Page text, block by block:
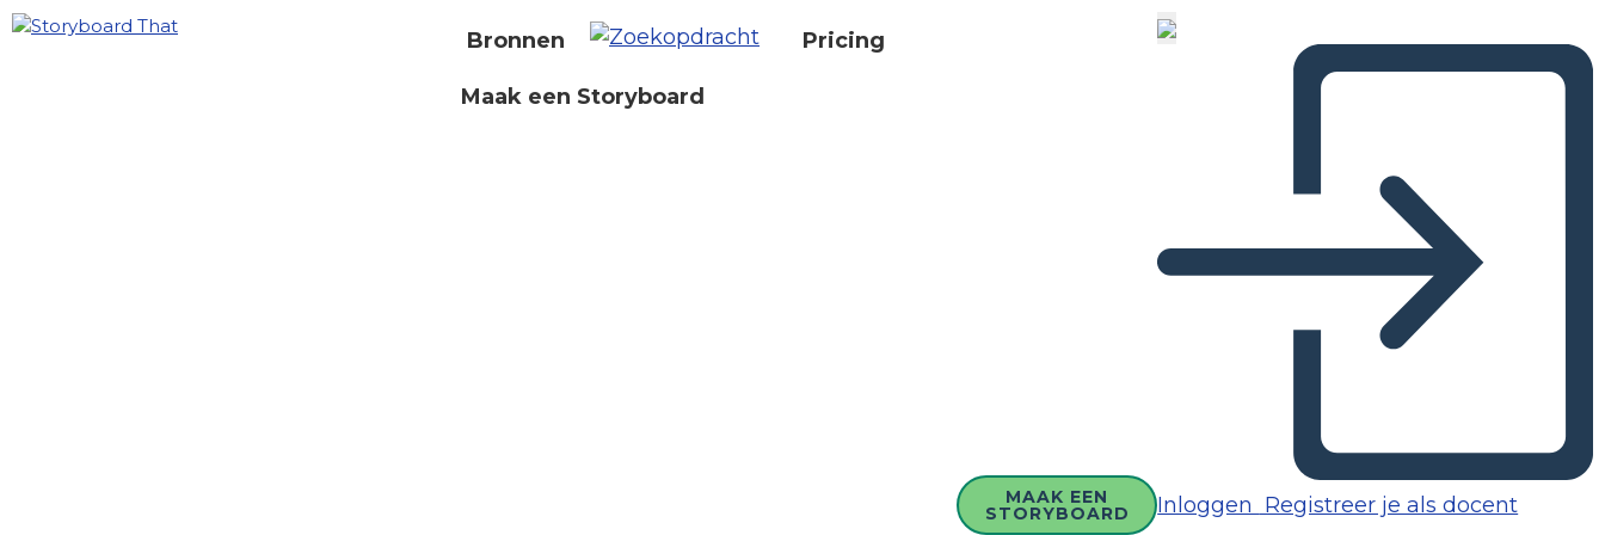
Bronnen Pricing
Maak een Storyboard
MAAK EEN
STORYBOARD Inloggen Registreer je als docent